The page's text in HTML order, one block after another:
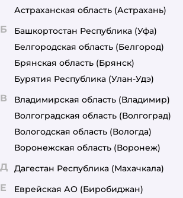
Астраханская область (Астрахань)
Б Башкортостан Республика (Уфа)
Белгородская область (Белгород)
Брянская область (Брянск)
Бурятия Республика (Улан-Удэ)
В Владимирская область (Владимир)
Волгоградская область (Волгоград)
Вологодская область (Вологда)
Воронежская область (Воронеж)
Д Дагестан Республика (Махачкала)
Е Еврейская АО (Биробиджан)